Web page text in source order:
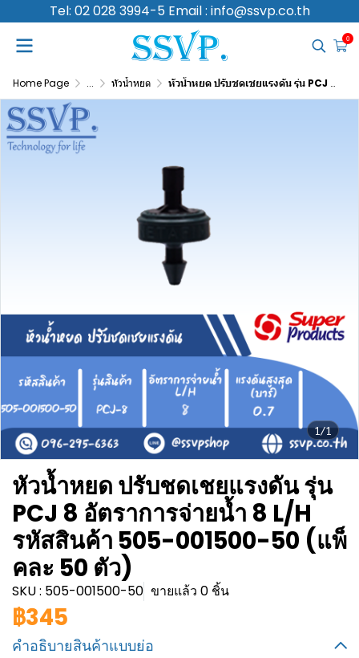
Tel: 02 028 3994-5 Email : info@ssvp.co.th
0
Home Page ... หัวน้ำหยด หัวน้ำหยด ปรับชดเชยแรงดัน รุ่น PCJ 8 อัตราการจ่ายน้ำ 8 L/H รหัสสินค้า 505-001500-50 (แพ็คละ 50 ตัว)
1/1
หัวน้ำหยด ปรับชดเชยแรงดัน รุ่น
PCJ 8 อัตราการจ่ายน้ำ 8 L/H
รหัสสินค้า 505-001500-50 (แพ็
คละ 50 ตัว)
SKU : 505-001500-50 ขายแล้ว 0 ชิ้น
฿345
คำอธิบายสินค้าแบบย่อ